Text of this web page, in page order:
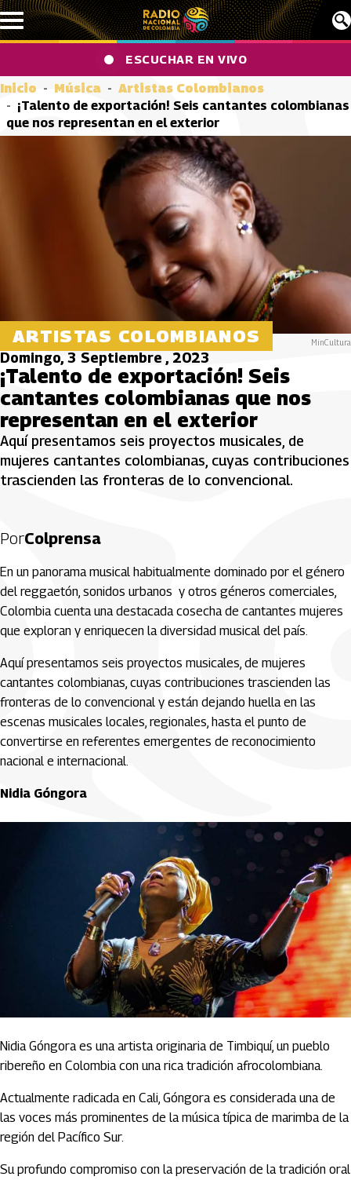
Pasar al contenido principal
ESCUCHAR EN VIVO
Inicio Música
Artistas Colombianos
¡Talento de exportación! Seis cantantes colombianas
que nos representan en el exterior
ARTISTAS COLOMBIANOS MinCultura
Domingo, 3 Septiembre , 2023
¡Talento de exportación! Seis
cantantes colombianas que nos
representan en el exterior
Aquí presentamos seis proyectos musicales, de
mujeres cantantes colombianas, cuyas contribuciones
trascienden las fronteras de lo convencional.
PorColprensa
En un panorama musical habitualmente dominado por el género
del reggaetón, sonidos urbanos y otros géneros comerciales,
Colombia cuenta una destacada cosecha de cantantes mujeres
que exploran y enriquecen la diversidad musical del país.
Aquí presentamos seis proyectos musicales, de mujeres
cantantes colombianas, cuyas contribuciones trascienden las
fronteras de lo convencional y están dejando huella en las
escenas musicales locales, regionales, hasta el punto de
convertirse en referentes emergentes de reconocimiento
nacional e internacional.
Nidia Góngora
Nidia Góngora es una artista originaria de Timbiquí, un pueblo
ribereño en Colombia con una rica tradición afrocolombiana.
Actualmente radicada en Cali, Góngora es considerada una de
las voces más prominentes de la música típica de marimba de la
región del Pacífico Sur.
Su profundo compromiso con la preservación de la tradición oral